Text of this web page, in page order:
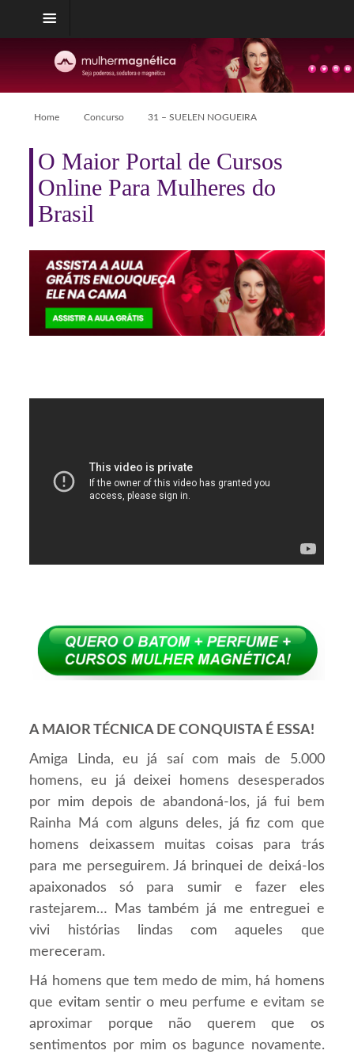
Home Concurso 31 – SUELEN NOGUEIRA
O Maior Portal de Cursos
Online Para Mulheres do
Brasil
A MAIOR TÉCNICA DE CONQUISTA É ESSA!
Amiga Linda, eu já saí com mais de 5.000
homens, eu já deixei homens desesperados
por mim depois de abandoná-los, já fui bem
Rainha Má com alguns deles, já fiz com que
homens deixassem muitas coisas para trás
para me perseguirem. Já brinquei de deixá-los
apaixonados só para sumir e fazer eles
rastejarem… Mas também já me entreguei e
vivi histórias lindas com aqueles que
mereceram.
Há homens que tem medo de mim, há homens
que evitam sentir o meu perfume e evitam se
aproximar porque não querem que os
sentimentos por mim os bagunce novamente.